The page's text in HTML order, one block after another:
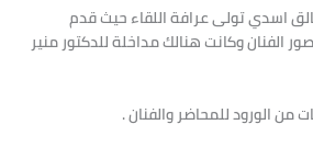
اسدي تولى عرافة اللقاء حيث قدم
الفنان وكانت هنالك مداخلة للدكتور منير
من الورود للمحاضر والفنان .